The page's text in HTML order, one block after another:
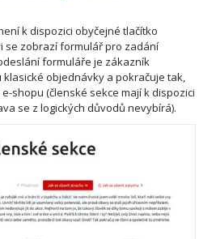
k dispozici obyčejné tlačítko
se zobrazí formulář pro zadání
formuláře je zákazník
klasické objednávky a pokračuje tak,
shopu (členské sekce mají k dispozici
se z logických důvodů nevybírá).